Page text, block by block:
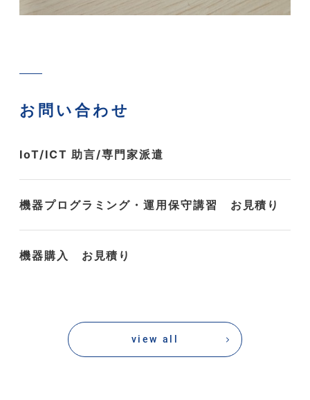
お問い合わせ
IoT/ICT 助言/専門家派遣
機器プログラミング・運用保守講習 お見積り
機器購入 お見積り
view all